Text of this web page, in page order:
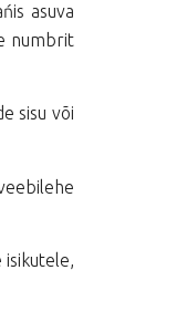
asuva
numbrit
sisu või
isikutele,